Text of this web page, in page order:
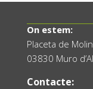
On estem:
Placeta de
03830 Muro
Contacte: